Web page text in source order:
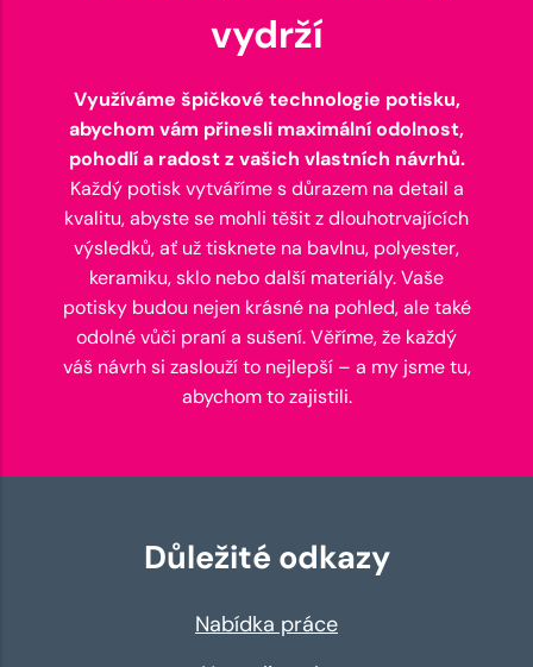
vydrží
Využíváme špičkové technologie potisku,
abychom vám přinesli maximální odolnost,
pohodlí a radost z vašich vlastních návrhů.
Každý potisk vytváříme s důrazem na detail a
kvalitu, abyste se mohli těšit z dlouhotrvajících
výsledků, ať už tisknete na bavlnu, polyester,
keramiku, sklo nebo další materiály. Vaše
potisky budou nejen krásné na pohled, ale také
odolné vůči praní a sušení. Věříme, že každý
váš návrh si zaslouží to nejlepší – a my jsme tu,
abychom to zajistili.
Důležité odkazy
Nabídka práce